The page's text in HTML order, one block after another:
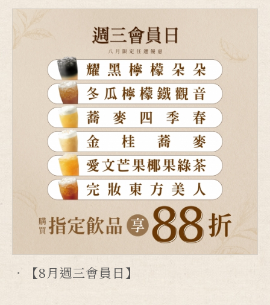
【8月週三會員日】